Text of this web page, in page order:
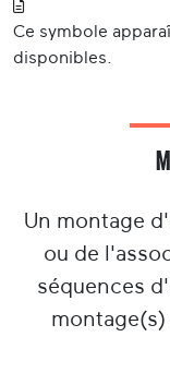
Ce symbole
disponibles.
Un montage
ou de
séquences